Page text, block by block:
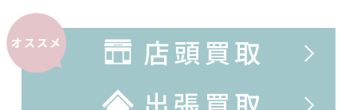
オススメ
店頭買取